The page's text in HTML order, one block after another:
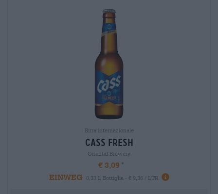
Birra internazionale
cass fresh
Oriental Brewery
€ 3,09
EINWEG
0,33 L Bottiglia - € 9,36 / LTR